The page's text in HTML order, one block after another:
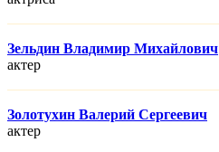
Зельдин Владимир Михайлович
актер
Золотухин Валерий Сергеевич
актер